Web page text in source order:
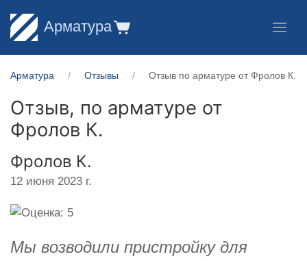
Арматура
Арматура Отзывы Отзыв по арматуре от Фролов К.
Отзыв, по арматуре от
Фролов К.
Фролов К.
12 июня 2023 г.
Мы возводили пристройку для